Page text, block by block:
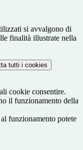
si avvalgono di
finalità illustrate nella
tutti i cookies
cookie consentire.
il funzionamento della
funzionamento potete